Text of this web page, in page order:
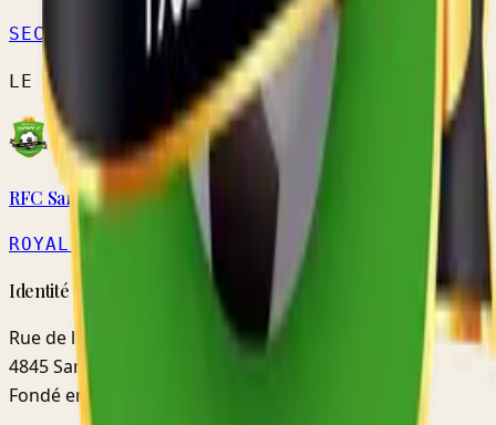
SECTION JEUNES → NOUS CONTACTER
LE CLUB
RFC Sart
ROYAL · MATRICULE 5579
Identité · Fidélité · Mentalité
Rue de l'Ermitage, 48d
4845 Sart-lez-Spa (Jalhay)
Fondé en